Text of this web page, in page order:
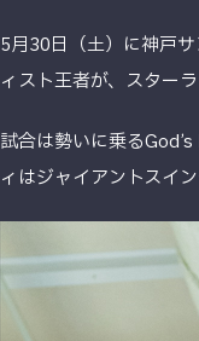
5月30日（土）に神戸
ィスト王者が、スター
試合は勢いに乗る
ィはジャイアントスイ